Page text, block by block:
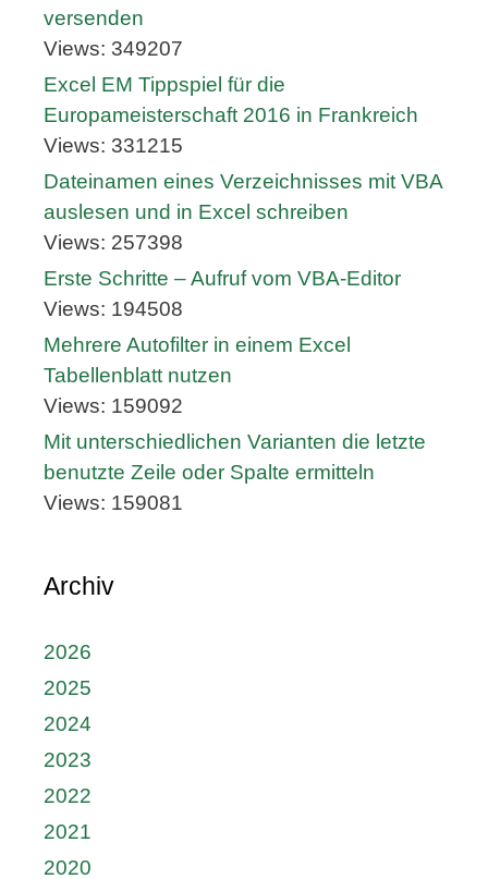
versenden
Views: 349207
Excel EM Tippspiel für die
Europameisterschaft 2016 in Frankreich
Views: 331215
Dateinamen eines Verzeichnisses mit VBA
auslesen und in Excel schreiben
Views: 257398
Erste Schritte – Aufruf vom VBA-Editor
Views: 194508
Mehrere Autofilter in einem Excel
Tabellenblatt nutzen
Views: 159092
Mit unterschiedlichen Varianten die letzte
benutzte Zeile oder Spalte ermitteln
Views: 159081
Archiv
2026
2025
2024
2023
2022
2021
2020